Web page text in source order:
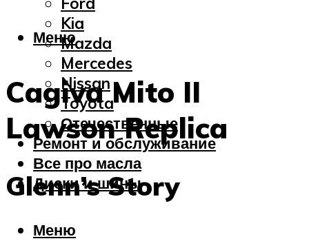
Kia
Mazda
Mercedes
Nissan
Toyota
Отечественные
Ремонт и обслуживание
Все про масла
Диски и шины
Меню
Меню
Cagiva Mito II
Lawson Replica
Glenn’s Story